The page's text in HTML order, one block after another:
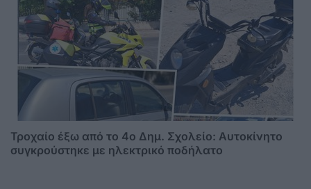
Τροχαίο έξω από το 4ο Δημ. Σχολείο: Αυτοκίνητο
συγκρούστηκε με ηλεκτρικό ποδήλατο